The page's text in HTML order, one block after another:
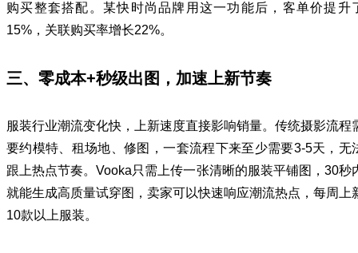
购买整套搭配。某快时尚品牌用这一功能后，客单价提升
15%，关联购买率增长22%。
三、零成本+秒级出图，加速上新节奏
服装行业潮流变化快，上新速度直接影响销量。传统摄影流程
要约模特、租场地、修图，一套流程下来至少需要3-5天，无
跟上热点节奏。Vooka只需上传一张清晰的服装平铺图，30秒
就能生成高质量试穿图，卖家可以快速响应潮流热点，每周上
10款以上服装。